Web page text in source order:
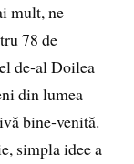
mult, ne
78 de
de‑al Doilea
din lumea
bine‑ve­nită.
simpla idee a